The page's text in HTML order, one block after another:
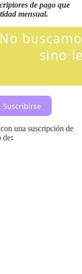
de pago que
mensual.
Suscribirse
una suscripción de
de: